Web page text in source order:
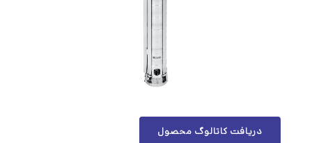
دریافت کاتالوگ محصول